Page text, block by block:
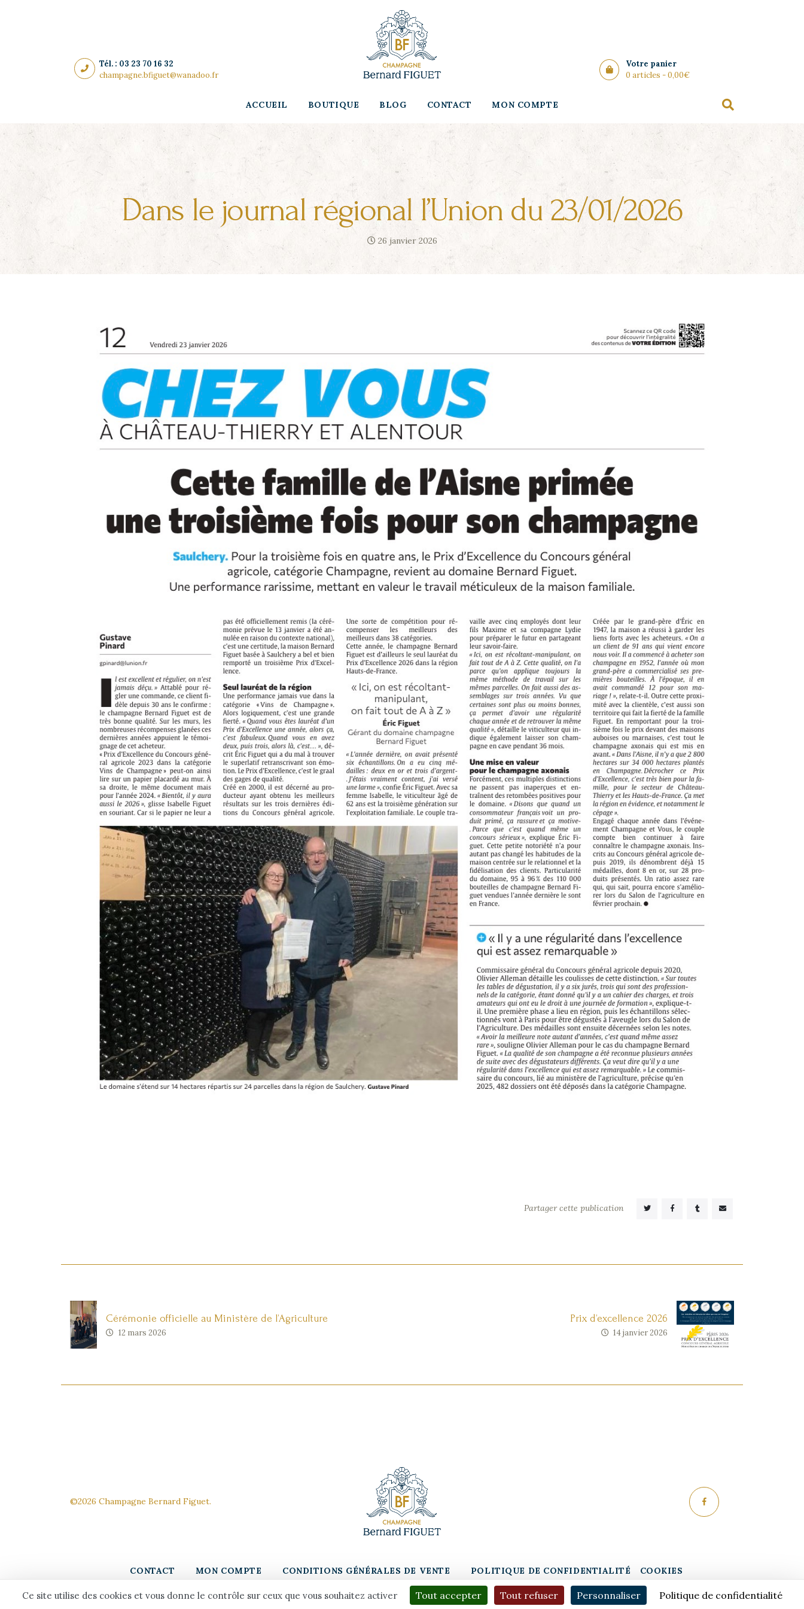
Tél. : 03 23 70 16 32
champagne.bfiguet@wanadoo.fr
Votre panier
0 articles -0,00€
ACCUEIL BOUTIQUE BLOG CONTACT MON COMPTE
Dans le journal régional l’Union du 23/01/2026
26 janvier 2026
Partager cette publication
Cérémonie officielle au Ministère de l’Agriculture
12 mars 2026
Prix d’excellence 2026
14 janvier 2026
©2026 Champagne Bernard Figuet.
CONTACT MON COMPTE CONDITIONS GÉNÉRALES DE VENTE POLITIQUE DE CONFIDENTIALITÉ COOKIES
Ce site utilise des cookies et vous donne le contrôle sur ceux que vous souhaitez activer Tout accepter Tout refuser Personnaliser Politique de confidentialité